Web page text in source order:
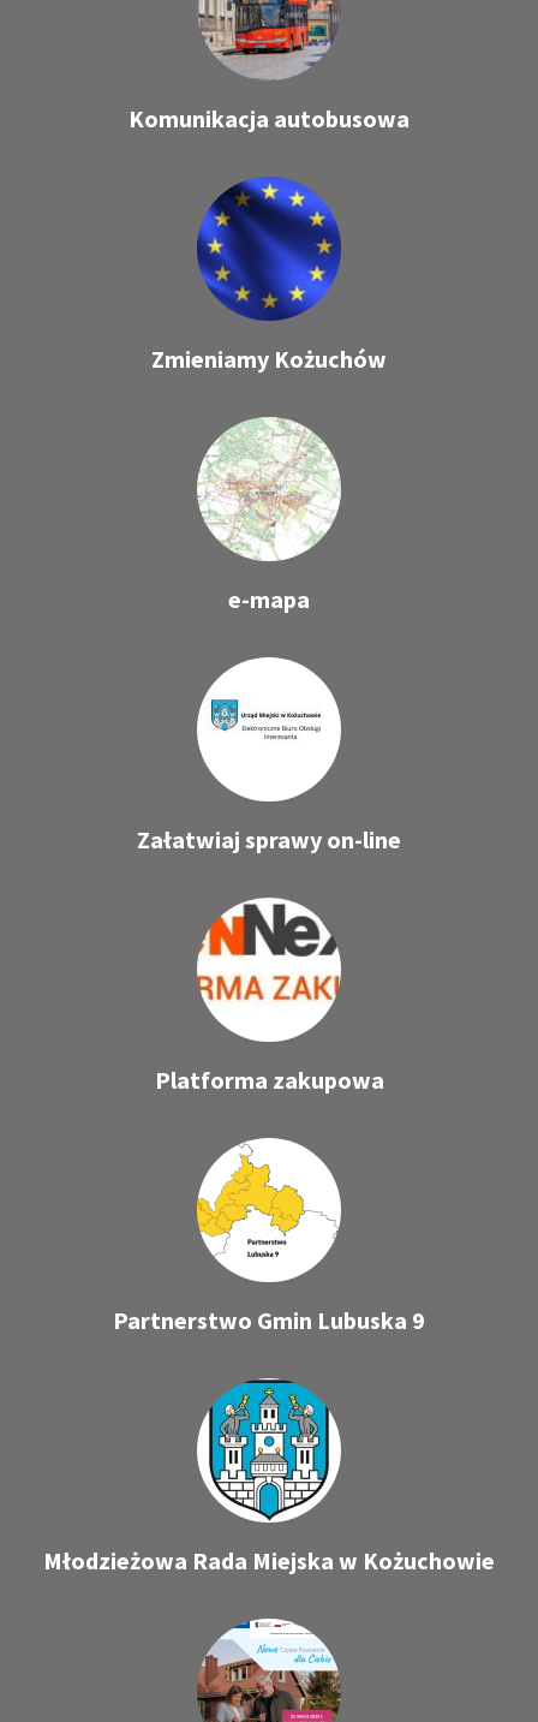
Komunikacja autobusowa
Zmieniamy Kożuchów
e-mapa
Załatwiaj sprawy on-line
Platforma zakupowa
Partnerstwo Gmin Lubuska 9
Młodzieżowa Rada Miejska w Kożuchowie